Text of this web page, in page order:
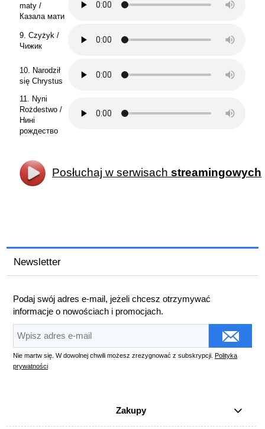
maty /
Казала мати
9. Czyżyk /
Чижик
10. Narodził
się Chrystus
11. Nyni
Rożdestwo /
Нині
рождество
Posłuchaj w serwisach streamingowych
Newsletter
Podaj swój adres e-mail, jeżeli chcesz otrzymywać
informacje o nowościach i promocjach.
Nie martw się. W dowolnej chwili możesz zrezygnować z subskrypcji. Polityka
prywatności
Zakupy